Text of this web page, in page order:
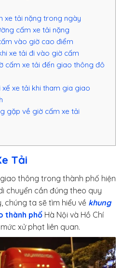
xe tải nặng trong ngày
cấm xe tải nặng
vào giờ cao điểm
xe tải đi vào giờ cấm
cấm xe tải đến giao thông đô
xe tải khi tham gia giao
gặp về giờ cấm xe tải
Tải
thông trong thành phố hiện
chuyển cần đúng theo quy
chúng ta sẽ tìm hiểu về khung
thành phố Hà Nội và Hồ Chí
xử phạt liên quan.